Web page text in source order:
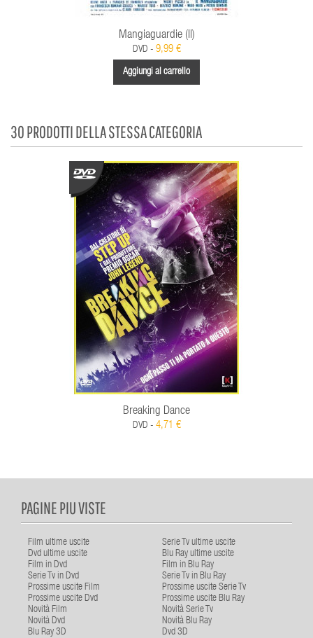
Mangiaguardie (Il)
DVD - 9,99 €
Aggiungi al carrello
30 PRODOTTI DELLA STESSA CATEGORIA
Breaking Dance
DVD - 4,71 €
PAGINE PIU VISTE
Film ultime uscite
Serie Tv ultime uscite
Dvd ultime uscite
Blu Ray ultime uscite
Film in Dvd
Film in Blu Ray
Serie Tv in Dvd
Serie Tv in Blu Ray
Prossime uscite Film
Prossime uscite Serie Tv
Prossime uscite Dvd
Prossime uscite Blu Ray
Novità Film
Novità Serie Tv
Novità Dvd
Novità Blu Ray
Blu Ray 3D
Dvd 3D